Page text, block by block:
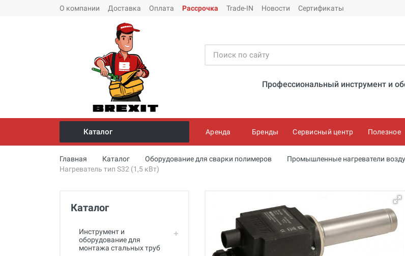
О компании Доставка Оплата Рассрочка Trade-IN Новости Сертификаты
Профессиональный инструмент и
Инструмент и оборудование для
монтажа стальных труб
герметичности систем под
Промывка систем отопления и
водоснабжения
Каталог Аренда Бренды Сервисный центр Полезное
Главная Каталог Оборудование для сварки полимеров Промышленные нагреватели
Нагреватель тип S32 (1,5 кВт)
Каталог
Инструмент и
оборудование для
монтажа стальных труб